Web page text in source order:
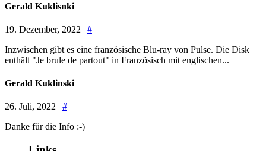
Gerald Kuklisnki
19. Dezember, 2022 | #
Inzwischen gibt es eine französische Blu-ray von Pulse. Die Disk
enthält "Je brule de partout" in Französisch mit englischen...
Gerald Kuklinski
26. Juli, 2022 | #
Danke für die Info :-)